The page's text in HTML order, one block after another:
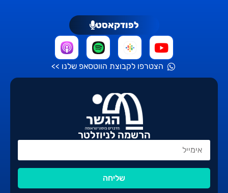
לפודקאסט
הצטרפו לקבוצת הווטסאפ שלנו >>
הרשמה לניוזלטר
שליחה